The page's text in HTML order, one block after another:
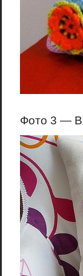
Фото 3 —